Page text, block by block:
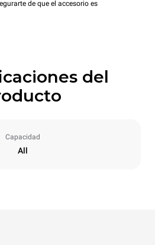
de que el accesorio es
del
Capacidad
All